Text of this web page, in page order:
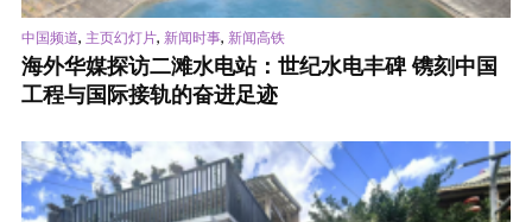
中国频道, 主页幻灯片, 新闻时事, 新闻高铁
海外华媒探访二滩水电站：世纪水电丰碑 镌刻中国
工程与国际接轨的奋进足迹